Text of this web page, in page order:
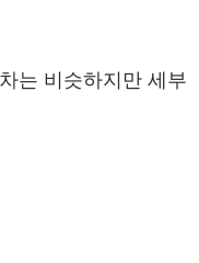
는 비슷하지만 세부